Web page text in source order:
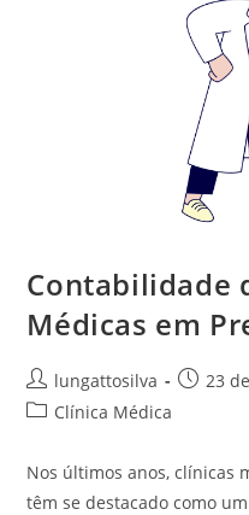
Contabilidade
Médicas em
lungattosilva
23
Clínica Médica
Nos últimos anos, clínicas
têm se destacado como